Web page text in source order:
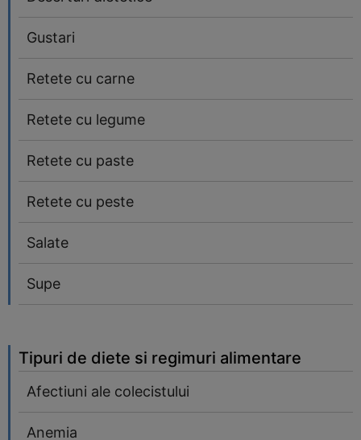
Gustari
Retete cu carne
Retete cu legume
Retete cu paste
Retete cu peste
Salate
Supe
Tipuri de diete si regimuri alimentare
Afectiuni ale colecistului
Anemia